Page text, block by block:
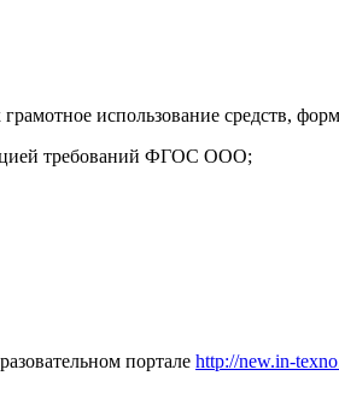
использование средств,
требований ФГОС ООО;
портале http://new.in-